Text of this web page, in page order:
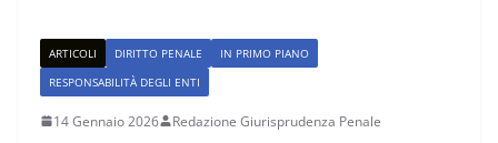
ARTICOLI DIRITTO PENALE
IN PRIMO PIANO
RESPONSABILITÀ DEGLI ENTI
14 Gennaio 2026 Redazione Giurisprudenza Penale